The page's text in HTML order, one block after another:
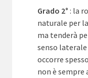
Grado 2° : la
naturale per
ma tenderà
senso laterale
occorre
non è